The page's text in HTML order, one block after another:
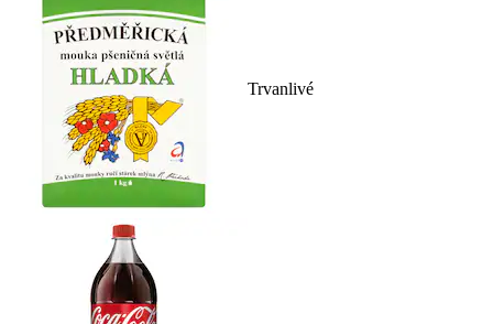
Trvanlivé